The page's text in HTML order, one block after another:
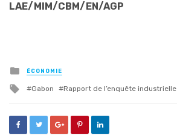
LAE/MIM/CBM/EN/AGP
Posted
in
ÉCONOMIE
Tagged
Gabon Rapport de l’enquête industrielle